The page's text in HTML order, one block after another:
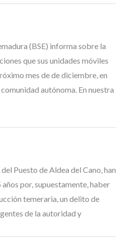
(BSE) informa sobre la
que sus unidades móviles
mes de de diciembre, en
autónoma. En nuestra
Puesto de Aldea del Cano, han
por, supuestamente, haber
temeraria, un delito de
de la autoridad y